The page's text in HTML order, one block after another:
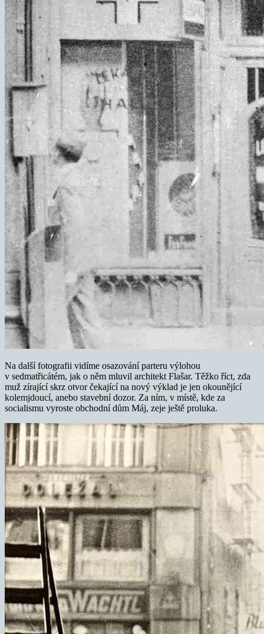
Na další fotografii vidíme osazování parteru výlohou
v sedmatřicátém, jak o něm mluvil architekt Flašar. Těžko říct, zda
muž zírající skrz otvor čekající na nový výklad je jen okounějící
kolemjdoucí, anebo stavební dozor. Za ním, v místě, kde za
socialismu vyroste obchodní dům Máj, zeje ještě proluka.